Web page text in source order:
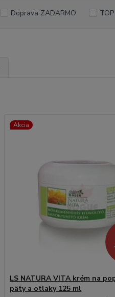
Doprava ZADARMO
Akcia
LS NATURA VITA krém na
päty a otlaky 125 ml